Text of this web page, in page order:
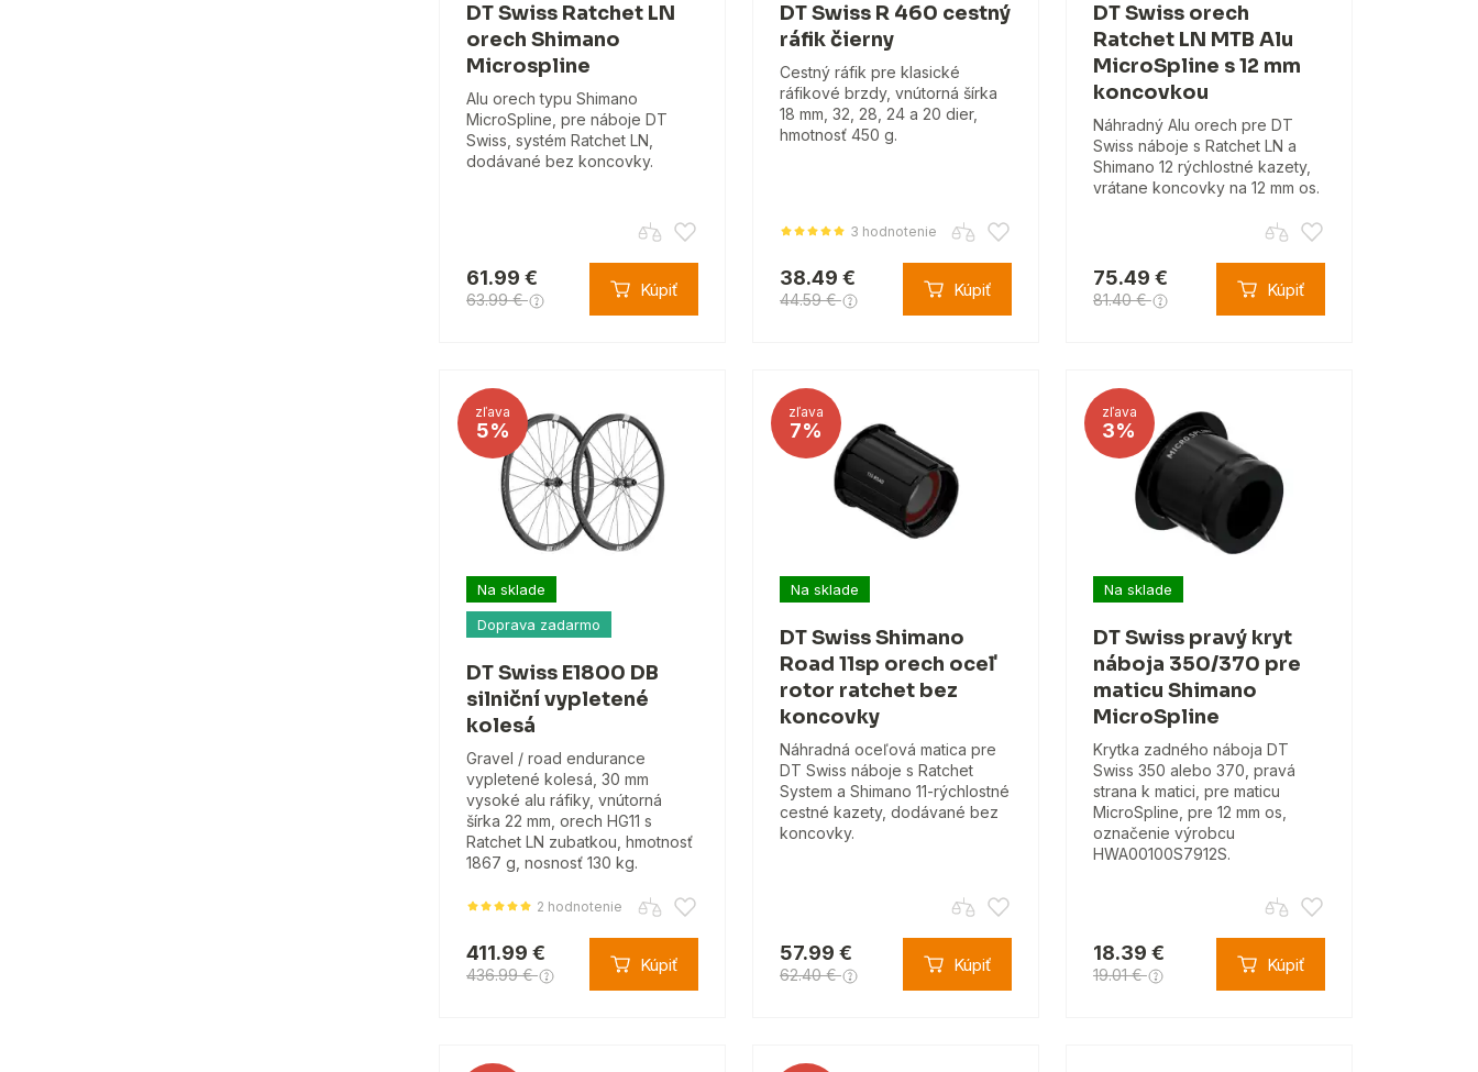
DT Swiss Ratchet LN
orech Shimano
Microspline
Alu orech typu Shimano
MicroSpline, pre náboje DT
Swiss, systém Ratchet LN,
dodávané bez koncovky.
61.99 €
63.99 € Kúpiť
DT Swiss R 460 cestný
ráfik čierny
Cestný ráfik pre klasické
ráfikové brzdy, vnútorná šírka
18 mm, 32, 28, 24 a 20 dier,
hmotnosť 450 g.
3 hodnotenie
38.49 €
44.59 € Kúpiť
DT Swiss orech
Ratchet LN MTB Alu
MicroSpline s 12 mm
koncovkou
Náhradný Alu orech pre DT
Swiss náboje s Ratchet LN a
Shimano 12 rýchlostné kazety,
vrátane koncovky na 12 mm os.
75.49 €
81.40 € Kúpiť
zľava
5%
Na sklade
Doprava zadarmo
DT Swiss E1800 DB
silniční vypletené
kolesá
Gravel / road endurance
vypletené kolesá, 30 mm
vysoké alu ráfiky, vnútorná
šírka 22 mm, orech HG11 s
Ratchet LN zubatkou, hmotnosť
1867 g, nosnosť 130 kg.
2 hodnotenie
411.99 €
436.99 € Kúpiť
zľava
7%
Na sklade
DT Swiss Shimano
Road 11sp orech oceľ
rotor ratchet bez
koncovky
Náhradná oceľová matica pre
DT Swiss náboje s Ratchet
System a Shimano 11-rýchlostné
cestné kazety, dodávané bez
koncovky.
57.99 €
62.40 € Kúpiť
zľava
3%
Na sklade
DT Swiss pravý kryt
náboja 350/370 pre
maticu Shimano
MicroSpline
Krytka zadného náboja DT
Swiss 350 alebo 370, pravá
strana k matici, pre maticu
MicroSpline, pre 12 mm os,
označenie výrobcu
HWA00100S7912S.
18.39 €
19.01 € Kúpiť